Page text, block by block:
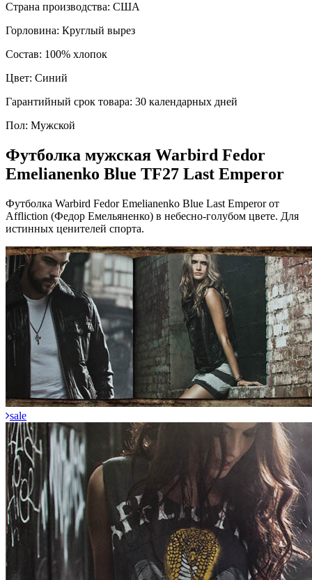
Страна производства: США
Горловина: Круглый вырез
Состав: 100% хлопок
Цвет: Синий
Гарантийный срок товара: 30 календарных дней
Пол: Мужской
Футболка мужская Warbird Fedor
Emelianenko Blue TF27 Last Emperor
Футболка Warbird Fedor Emelianenko Blue Last Emperor от
Affliction (Федор Емельяненко) в небесно-голубом цвете. Для
истинных ценителей спорта.
sale